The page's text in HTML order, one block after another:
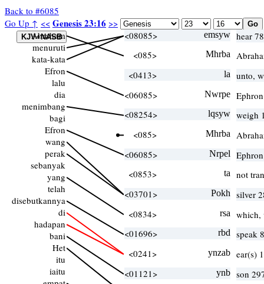
Back to #6085
Go Up ↑ << Genesis 23:16 >>
Abraham
menuruti
kata-kata
Efron
lalu
dia
menimbang
bagi
Efron
wang
perak
sebanyak
yang
telah
disebutkannya
di
hadapan
bani
Het
itu
iaitu
<08085> emsyw hear
<085>
Mhrba
<0413>
la
unto,
<06085>
Nwrpe
<08254>
lqsyw weigh
<085>
Mhrba
<06085>
Nrpel
<0853>
ta
not
<03701>
Pokh
silver
<0834>
rsa
which,
<01696>
rbd
speak
<0241>
ynzab ear(s)
<01121>
ynb son